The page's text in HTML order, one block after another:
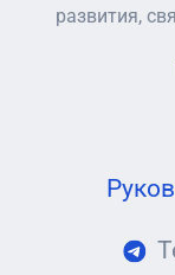
развития,